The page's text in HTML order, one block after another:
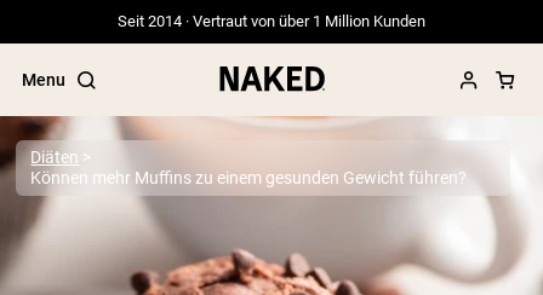
Seit 2014 · Vertraut von über 1 Million Kunden
Menu
Beliebte Suchbegriffe
Diäten
Können mehr Muffins zu einem gesunden Gewicht führen?